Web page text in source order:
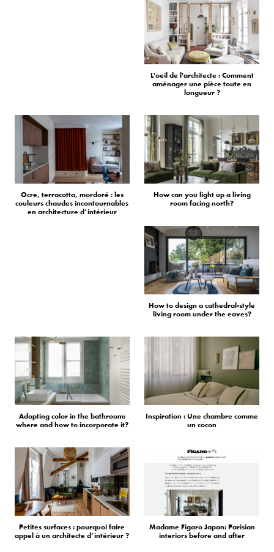
L'oeil de l'architecte : Comment
aménager une pièce toute en
longueur ?
Ocre, terracotta, mordoré : les
couleurs chaudes incontournables
en architecture d’intérieur
How can you light up a living
room facing north?
How to design a cathedral-style
living room under the eaves?
Adopting color in the bathroom:
where and how to incorporate it?
Inspiration : Une chambre comme
un cocon
Petites surfaces : pourquoi faire
appel à un architecte d’intérieur ?
Madame Figaro Japan: Parisian
interiors before and after